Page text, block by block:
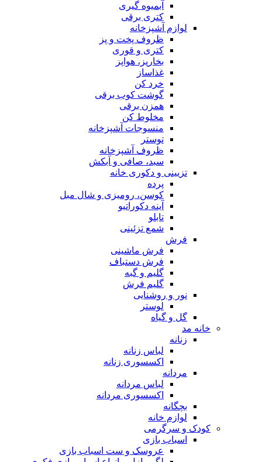
آبمیوه گیری
کتری برقی
لوازم آشپزخانه
ظروف پخت و پز
کتری و قوری
بخارپز، هواپز
غذاساز
خرد کن
گوشت کوب برقی
همزن برقی
مخلوط کن
منسوجات آشپزخانه
توستر
ظروف آشپزخانه
سبد، صافی و آبکش
تزیینی و دکوری خانه
پرده
کوسن، رومیزی و شال مبل
آینه دکوراتیو
تابلو
شمع تزئینی
فرش
فرش ماشینی
فرش دستباف
گلیم و گبه
گلیم فرش
نور و روشنایی
لوستر
گل و گیاه
خانه مد
زنانه
لباس زنانه
اکسسوری زنانه
مردانه
لباس مردانه
اکسسوری مردانه
بچگانه
لوازم خانه
کودک و سرگرمی
اسباب بازی
عروسک و ست اسباب بازی